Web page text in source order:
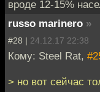
вроде 12-15%
russo marinero »
#28 | 24.12.17 22:38
Кому: Steel Rat,
> но вот сейчас